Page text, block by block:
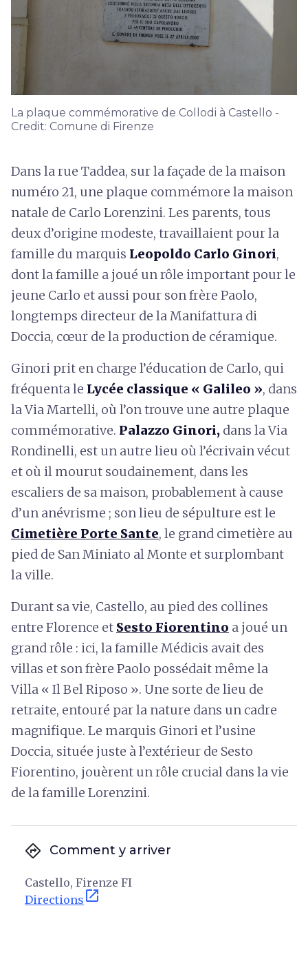
La plaque commémorative de Collodi à Castello -
Credit: Comune di Firenze
Dans la rue Taddea, sur la façade de la maison
numéro 21, une plaque commémore la maison
natale de Carlo Lorenzini. Les parents, tous
deux d’origine modeste, travaillaient pour la
famille du marquis Leopoldo Carlo Ginori,
dont la famille a joué un rôle important pour le
jeune Carlo et aussi pour son frère Paolo,
longtemps directeur de la Manifattura di
Doccia, cœur de la production de céramique.
Ginori prit en charge l’éducation de Carlo, qui
fréquenta le Lycée classique « Galileo », dans
la Via Martelli, où l’on trouve une autre plaque
commémorative. Palazzo Ginori, dans la Via
Rondinelli, est un autre lieu où l’écrivain vécut
et où il mourut soudainement, dans les
escaliers de sa maison, probablement à cause
d’un anévrisme ; son lieu de sépulture est le
Cimetière Porte Sante, le grand cimetière au
pied de San Miniato al Monte et surplombant
la ville.
Durant sa vie, Castello, au pied des collines
entre Florence et Sesto Fiorentino a joué un
grand rôle : ici, la famille Médicis avait des
villas et son frère Paolo possédait même la
Villa « Il Bel Riposo ». Une sorte de lieu de
retraite, entouré par la nature dans un cadre
magnifique. Le marquis Ginori et l’usine
Doccia, située juste à l’extérieur de Sesto
Fiorentino, jouèrent un rôle crucial dans la vie
de la famille Lorenzini.
directions Comment y arriver
Castello, Firenze FI
Directions open_in_new